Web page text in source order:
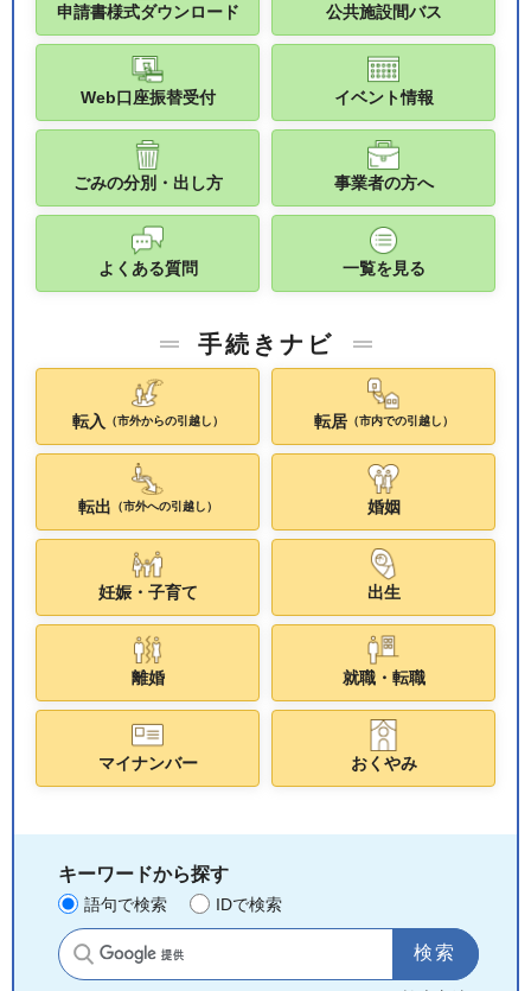
申請書様式ダウンロード 公共施設間バス
Web口座振替受付 イベント情報
ごみの分別・出し方 事業者の方へ
よくある質問 一覧を見る
手続きナビ
転入 （市外からの引越し） 転居（市内での引越し）
転出 （市外への引越し） 婚姻
妊娠・子育て 出生
離婚 就職・転職
マイナンバー おくやみ
キーワードから探す
語句で検索 IDで検索
サイト内検索